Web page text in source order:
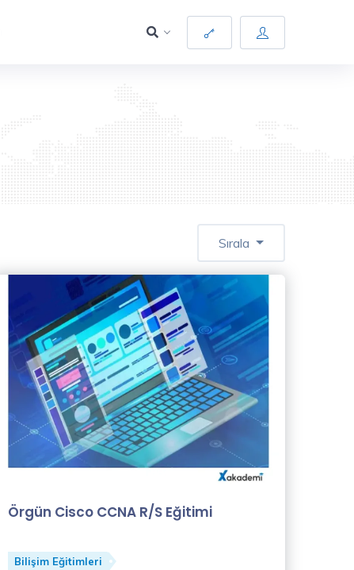
Sırala
Örgün Cisco CCNA R/S Eğitimi
Bilişim Eğitimleri